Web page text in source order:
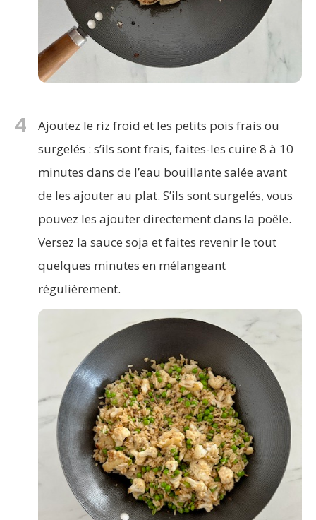
4
Ajoutez le riz froid et les petits pois frais ou
surgelés : s’ils sont frais, faites-les cuire 8 à 10
minutes dans de l’eau bouillante salée avant
de les ajouter au plat. S’ils sont surgelés, vous
pouvez les ajouter directement dans la poêle.
Versez la sauce soja et faites revenir le tout
quelques minutes en mélangeant
régulièrement.